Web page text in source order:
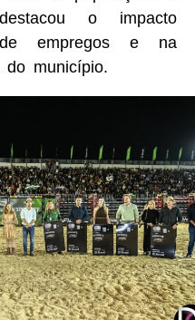
o impacto
empregos e na
do município.